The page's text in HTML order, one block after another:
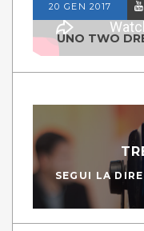
20 GEN 2017
SEGUI LA